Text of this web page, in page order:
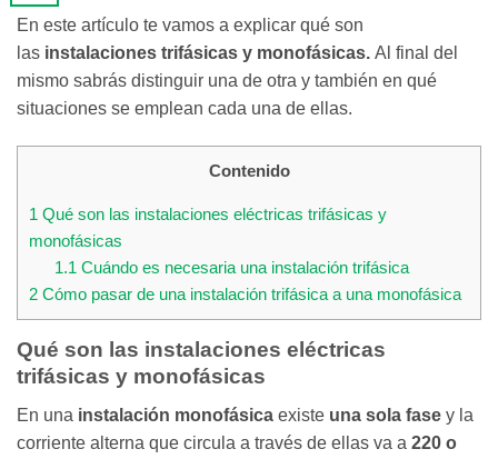
En este artículo te vamos a explicar qué son
las instalaciones trifásicas y monofásicas. Al final del
mismo sabrás distinguir una de otra y también en qué
situaciones se emplean cada una de ellas.
Contenido
1 Qué son las instalaciones eléctricas trifásicas y
monofásicas
1.1 Cuándo es necesaria una instalación trifásica
2 Cómo pasar de una instalación trifásica a una monofásica
Qué son las instalaciones eléctricas
trifásicas y monofásicas
En una instalación monofásica existe una sola fase y la
corriente alterna que circula a través de ellas va a 220 o